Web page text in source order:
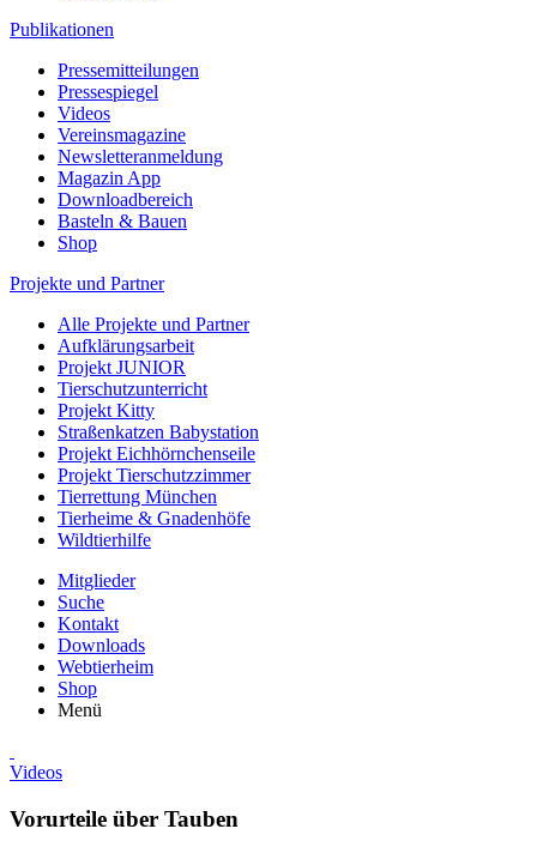
Publikationen
Pressemitteilungen
Pressespiegel
Videos
Vereinsmagazine
Newsletteranmeldung
Magazin App
Downloadbereich
Basteln & Bauen
Shop
Projekte und Partner
Alle Projekte und Partner
Aufklärungsarbeit
Projekt JUNIOR
Tierschutzunterricht
Projekt Kitty
Straßenkatzen Babystation
Projekt Eichhörnchenseile
Projekt Tierschutzzimmer
Tierrettung München
Tierheime & Gnadenhöfe
Wildtierhilfe
Mitglieder
Suche
Kontakt
Downloads
Webtierheim
Shop
Menü
Videos
Vorurteile über Tauben